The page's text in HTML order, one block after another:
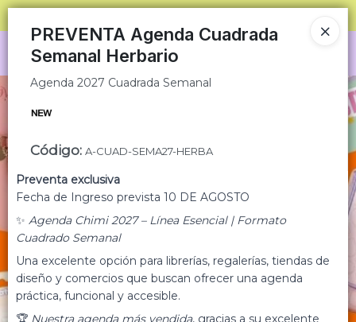
Agenda 2027 Cuadrada Semanal
PREVENTA Agenda Cuadrada
Semanal Herbario
Agenda 2027 Cuadrada Semanal
Código: A-CUAD-SEMA27-HERBA
Preventa exclusiva
Fecha de Ingreso prevista 10 DE AGOSTO
✨ Agenda Chimi 2027 – Línea Esencial | Formato
Cuadrado Semanal
Una excelente opción para librerías, regalerías, tiendas de
diseño y comercios que buscan ofrecer una agenda
práctica, funcional y accesible.
🏆 Nuestra agenda más vendida, gracias a su excelente
CONDICIONES COMERCIALES
MINORISTA
CONTACTO